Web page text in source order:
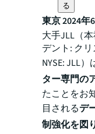
る
東京 2024年
大手JLL（
デント: ク
NYSE: JLL）
ター専門の
たことをお
目されるデ
制強化を図